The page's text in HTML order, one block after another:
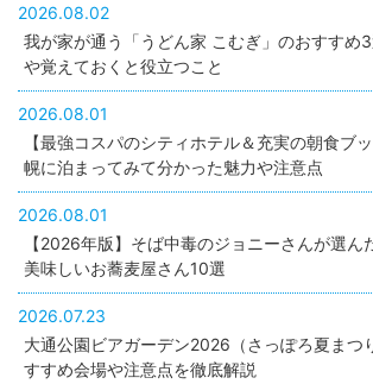
2026.08.02
我が家が通う「うどん家 こむぎ」のおすすめ
や覚えておくと役立つこと
2026.08.01
【最強コスパのシティホテル＆充実の朝食ブ
幌に泊まってみて分かった魅力や注意点
2026.08.01
【2026年版】そば中毒のジョニーさんが選ん
美味しいお蕎麦屋さん10選
2026.07.23
大通公園ビアガーデン2026（さっぽろ夏まつ
すすめ会場や注意点を徹底解説